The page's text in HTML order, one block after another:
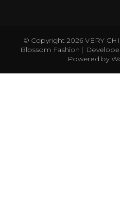
© Copyright 2026 VERY
Blossom Fashion |
Powered by